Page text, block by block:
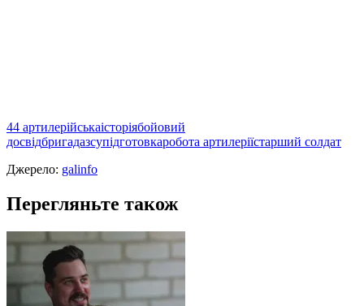
44 артилерійськаісторіябойовий
досвідбригадазсупідготовкаробота артилеріїстарший солдат
Джерело: galinfo
Перегляньте також